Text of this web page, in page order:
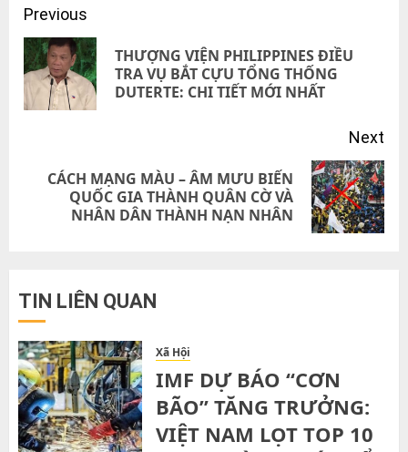
Post
navigation
Previous
THƯỢNG VIỆN PHILIPPINES ĐIỀU
TRA VỤ BẮT CỰU TỔNG THỐNG
DUTERTE: CHI TIẾT MỚI NHẤT
Next
Next
CÁCH MẠNG MÀU – ÂM MƯU BIẾN
QUỐC GIA THÀNH QUÂN CỜ VÀ
NHÂN DÂN THÀNH NẠN NHÂN
TIN LIÊN QUAN
Xã Hội
IMF DỰ BÁO “CƠN
BÃO” TĂNG TRƯỞNG:
VIỆT NAM LỌT TOP 10